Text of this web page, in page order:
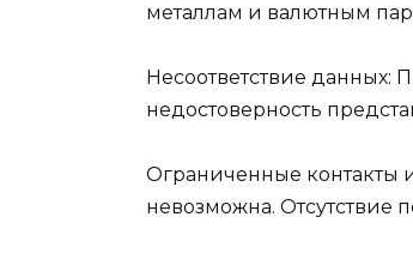
металлам и валютным
Несоответствие
недостоверность
Ограниченные контакты
невозможна. Отсутствие